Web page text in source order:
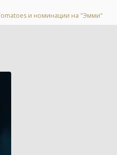
и номинации на "Эмми"